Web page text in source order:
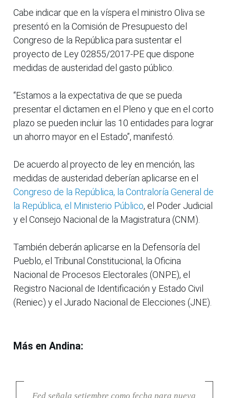
Cabe indicar que en la víspera el ministro Oliva se
presentó en la Comisión de Presupuesto del
Congreso de la República para sustentar el
proyecto de Ley 02855/2017-PE que dispone
medidas de austeridad del gasto público.
“Estamos a la expectativa de que se pueda
presentar el dictamen en el Pleno y que en el corto
plazo se pueden incluir las 10 entidades para lograr
un ahorro mayor en el Estado”, manifestó.
De acuerdo al proyecto de ley en mención, las
medidas de austeridad deberían aplicarse en el
Congreso de la República, la Contraloría General de
la República, el Ministerio Público, el Poder Judicial
y el Consejo Nacional de la Magistratura (CNM).
También deberán aplicarse en la Defensoría del
Pueblo, el Tribunal Constitucional, la Oficina
Nacional de Procesos Electorales (ONPE), el
Registro Nacional de Identificación y Estado Civil
(Reniec) y el Jurado Nacional de Elecciones (JNE).
Más en Andina:
Fed señala setiembre como fecha para nueva